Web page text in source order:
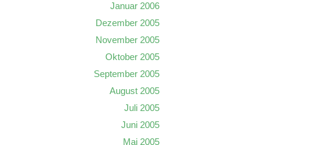
Januar 2006
Dezember 2005
November 2005
Oktober 2005
September 2005
August 2005
Juli 2005
Juni 2005
Mai 2005